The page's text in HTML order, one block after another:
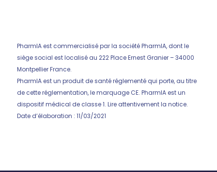
PharmIA est commercialisé par la société PharmIA, dont le
siège social est localisé au 222 Place Ernest Granier – 34000
Montpellier France.
PharmIA est un produit de santé réglementé qui porte, au titre
de cette réglementation, le marquage CE. PharmIA est un
dispositif médical de classe 1. Lire attentivement la notice.
Date d’élaboration : 11/03/2021